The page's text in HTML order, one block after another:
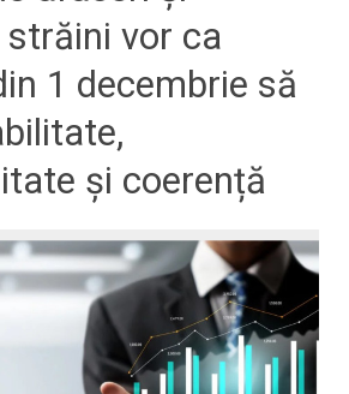
vor ca
1 decembrie să
și coerență